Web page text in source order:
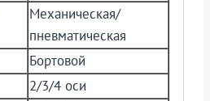
Механическая/
пневматическая
Бортовой
2/3/4 оси